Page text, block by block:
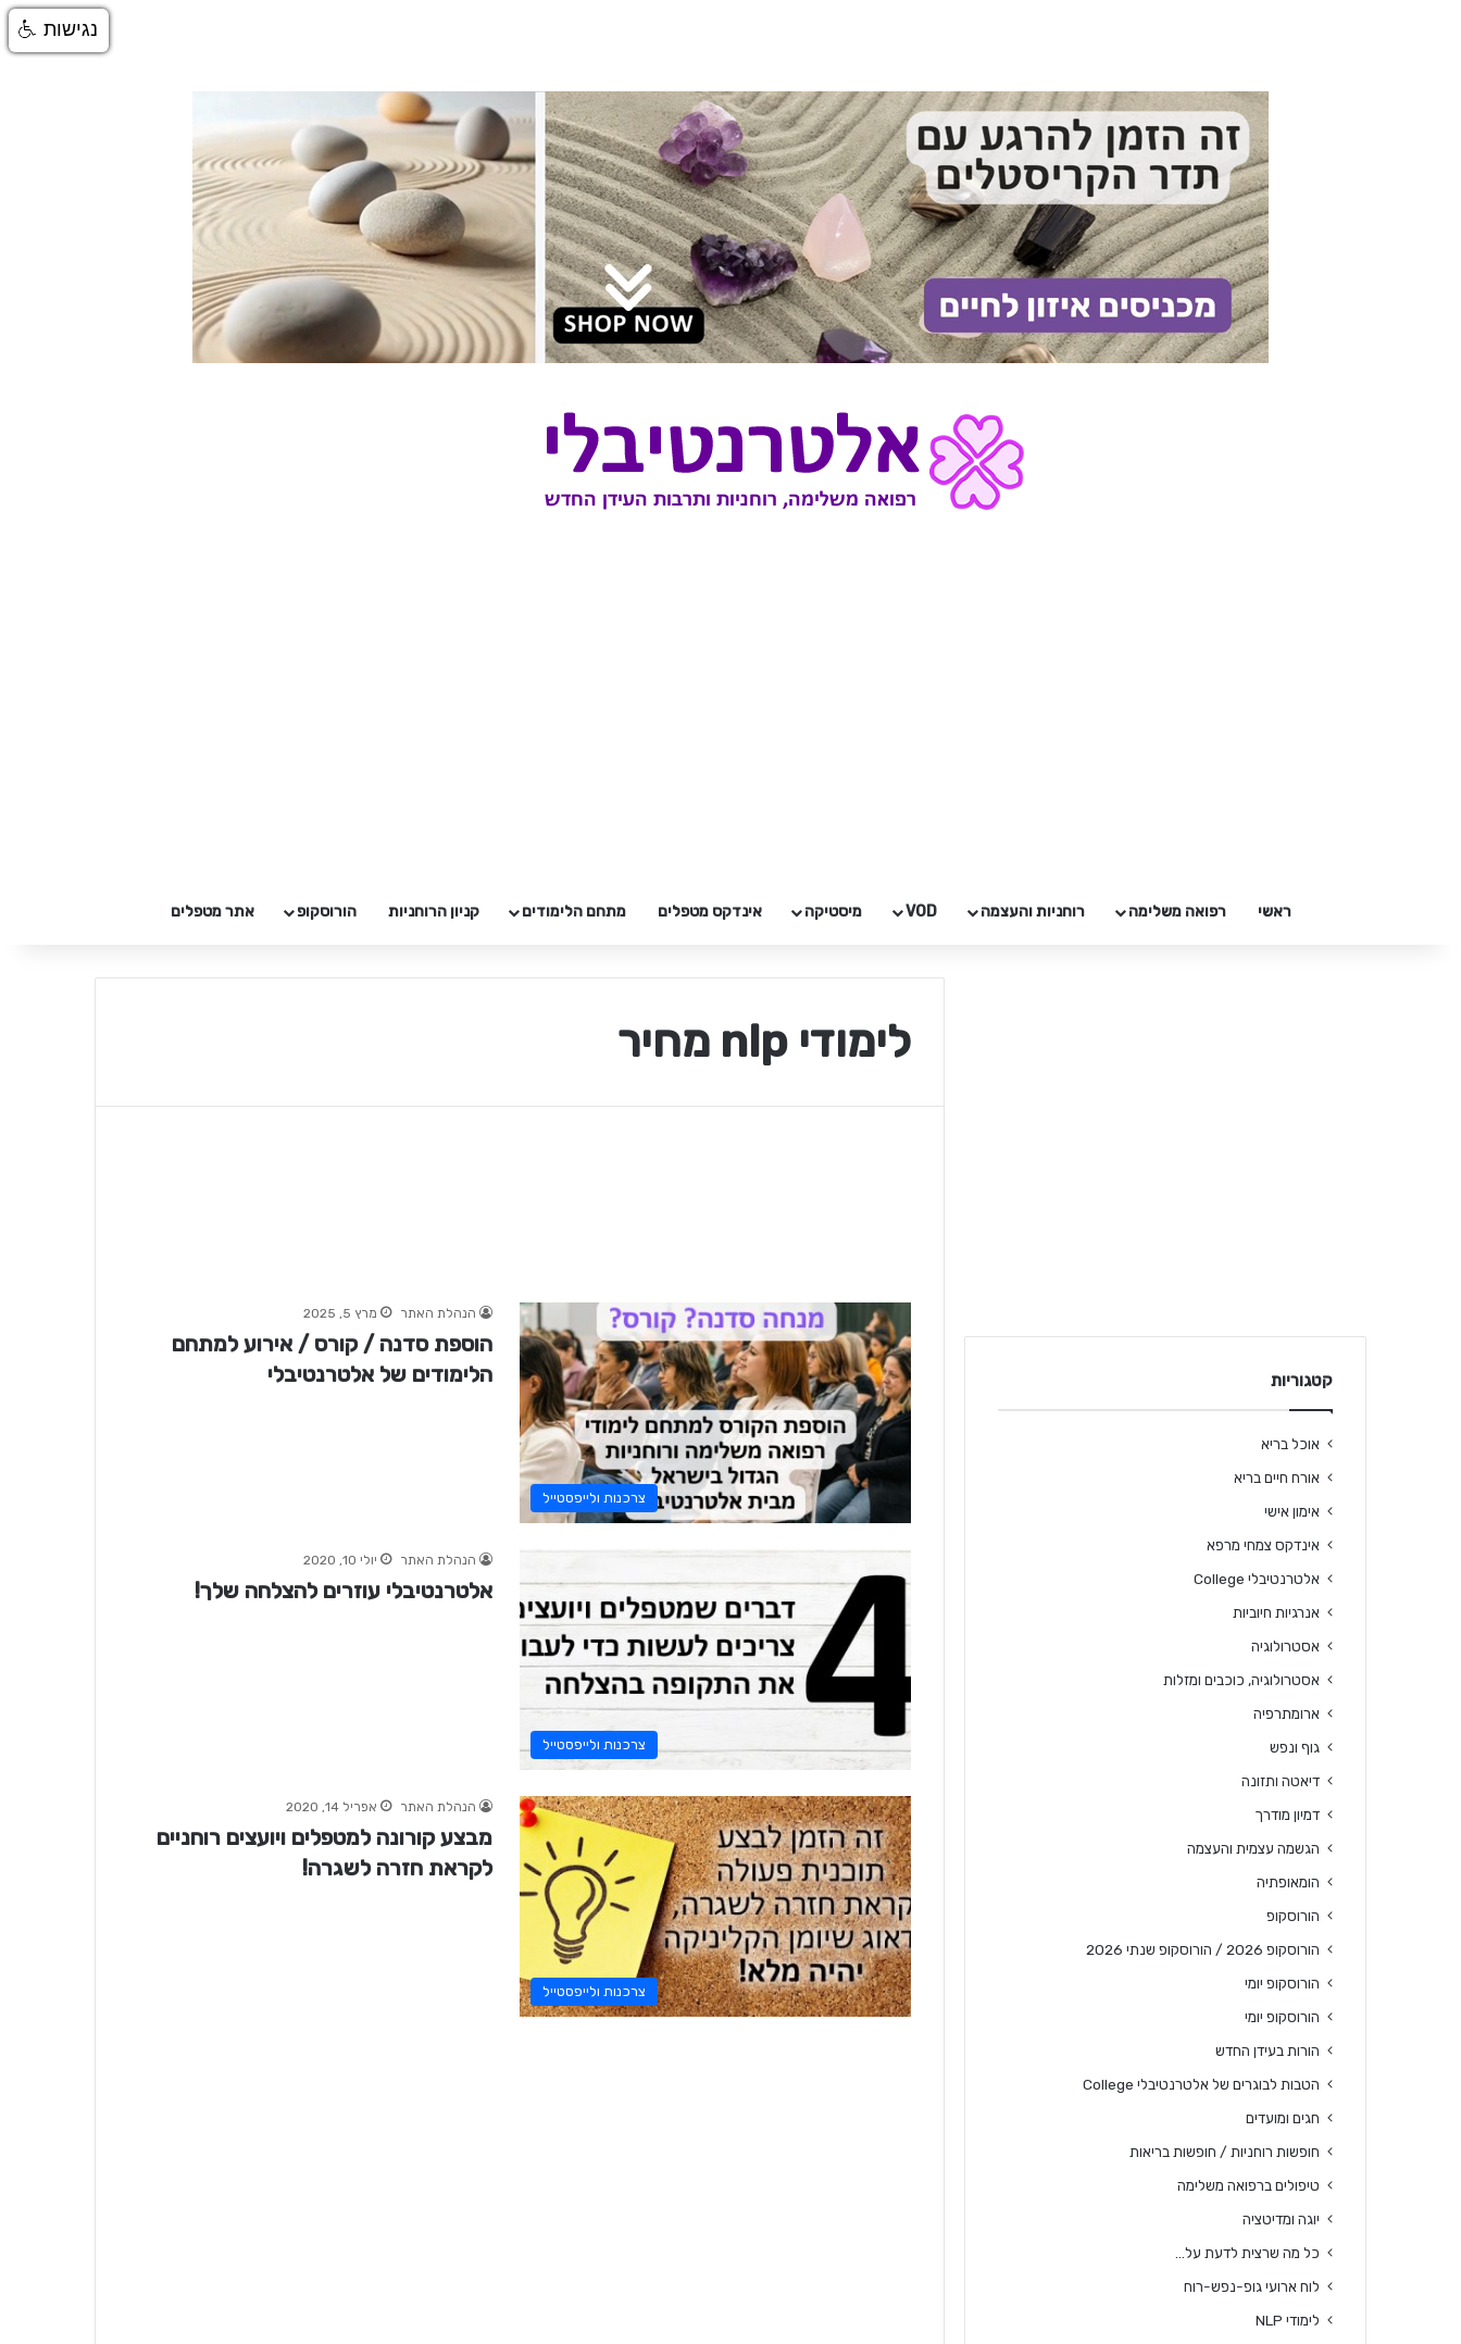
ראשי רפואה משלימה רוחניות והעצמה VOD מיסטיקה אינדקס מטפלים מתחם הלימודים קניון הרוחניות הורוסקופ אתר מטפלים
לימודי nlp מחיר
צרכנות ולייפסטייל
הנהלת האתר מרץ 5, 2025
הוספת סדנה / קורס / אירוע למתחם
הלימודים של אלטרנטיבלי
צרכנות ולייפסטייל
הנהלת האתר יולי 10, 2020
אלטרנטיבלי עוזרים להצלחה שלך!
צרכנות ולייפסטייל
הנהלת האתר אפריל 14, 2020
מבצע קורונה למטפלים ויועצים רוחניים
לקראת חזרה לשגרה!
קטגוריות
אוכל בריא
אורח חיים בריא
אימון אישי
אינדקס צמחי מרפא
אלטרנטיבלי College
אנרגיות חיוביות
אסטרולוגיה
אסטרולוגיה, כוכבים ומזלות
ארומתרפיה
גוף ונפש
דיאטה ותזונה
דמיון מודרך
הגשמה עצמית והעצמה
הומאופתיה
הורוסקופ
הורוסקופ 2026 / הורוסקופ שנתי 2026
הורוסקופ יומי
הורוסקופ יומי
הורות בעידן החדש
הטבות לבוגרים של אלטרנטיבלי College
חגים ומועדים
חופשות רוחניות / חופשות בריאות
טיפולים ברפואה משלימה
יוגה ומדיטציה
כל מה שרצית לדעת על…
לוח ארועי גופ-נפש-רוח
לימודי NLP
נגישות